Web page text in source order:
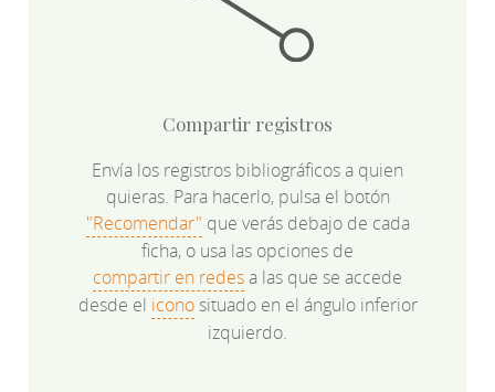
Compartir registros
Envía los registros bibliográficos a quien
quieras. Para hacerlo, pulsa el botón
"Recomendar" que verás debajo de cada
ficha, o usa las opciones de
compartir en redesa las que se accede
desde el iconosituado en el ángulo inferior
izquierdo.